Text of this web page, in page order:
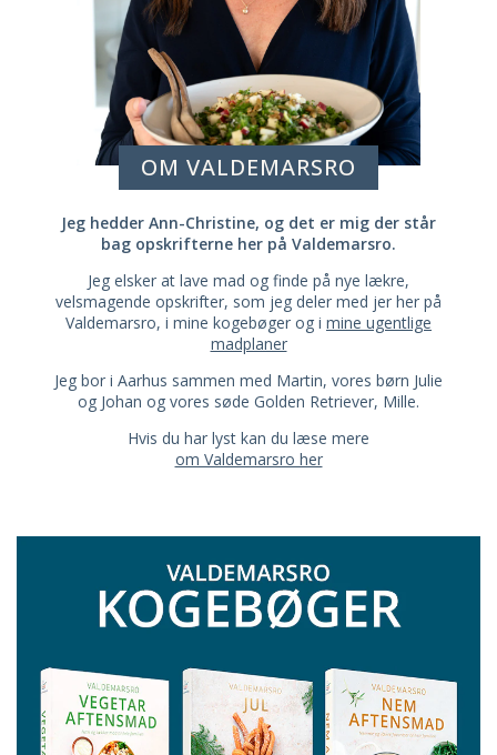
OM VALDEMARSRO
Jeg hedder Ann-Christine, og det er mig der står
bag opskrifterne her på Valdemarsro.
Jeg elsker at lave mad og finde på nye lækre,
velsmagende opskrifter, som jeg deler med jer her på
Valdemarsro, i mine kogebøger og i mine ugentlige
madplaner
Jeg bor i Aarhus sammen med Martin, vores børn Julie
og Johan og vores søde Golden Retriever, Mille.
Hvis du har lyst kan du læse mere
om Valdemarsro her